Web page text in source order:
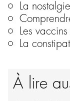
La
Les
La
À lire